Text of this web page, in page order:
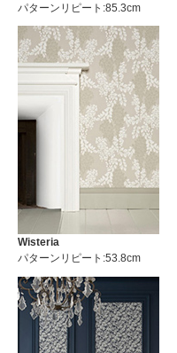
パターンリピート:85.3cm
Wisteria
パターンリピート:53.8cm